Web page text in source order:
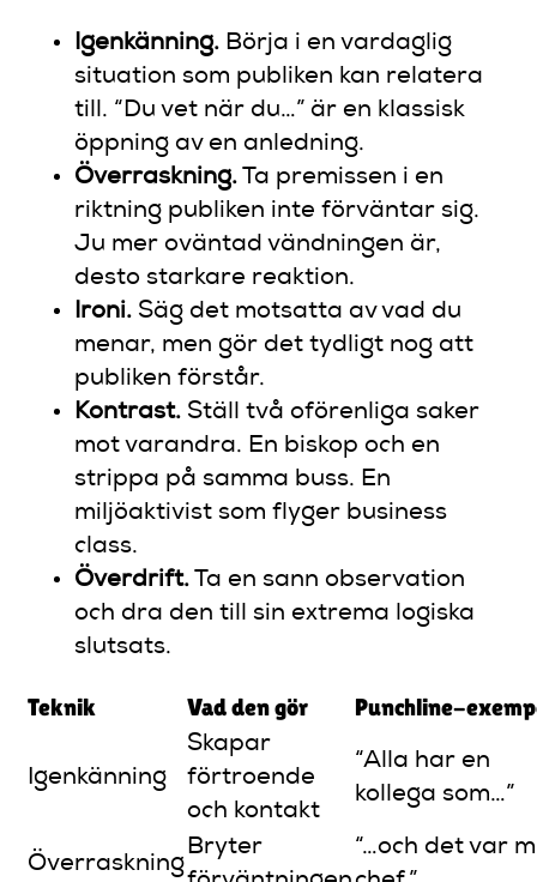
Igenkänning. Börja i en vardaglig
situation som publiken kan relatera
till. “Du vet när du…” är en klassisk
öppning av en anledning.
Överraskning. Ta premissen i en
riktning publiken inte förväntar sig.
Ju mer oväntad vändningen är,
desto starkare reaktion.
Ironi. Säg det motsatta av vad du
menar, men gör det tydligt nog att
publiken förstår.
Kontrast. Ställ två oförenliga saker
mot varandra. En biskop och en
strippa på samma buss. En
miljöaktivist som flyger business
class.
Överdrift. Ta en sann observation
och dra den till sin extrema logiska
slutsats.
Teknik Vad den gör Punchline-
Igenkänning
Skapar
förtroende
och kontakt
“Alla har en
kollega som…”
Överraskning
Bryter
“…och det var